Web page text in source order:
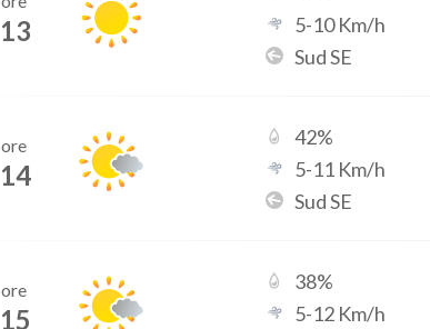
13
5-10Km/h
Sud SE
ore
14
42%
5-11 Km/h
Sud SE
ore
15
38%
5-12 Km/h